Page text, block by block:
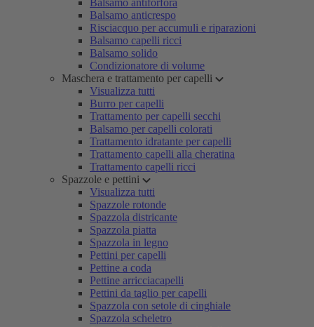
Balsamo antiforfora
Balsamo anticrespo
Risciacquo per accumuli e riparazioni
Balsamo capelli ricci
Balsamo solido
Condizionatore di volume
Maschera e trattamento per capelli
Visualizza tutti
Burro per capelli
Trattamento per capelli secchi
Balsamo per capelli colorati
Trattamento idratante per capelli
Trattamento capelli alla cheratina
Trattamento capelli ricci
Spazzole e pettini
Visualizza tutti
Spazzole rotonde
Spazzola districante
Spazzola piatta
Spazzola in legno
Pettini per capelli
Pettine a coda
Pettine arricciacapelli
Pettini da taglio per capelli
Spazzola con setole di cinghiale
Spazzola scheletro